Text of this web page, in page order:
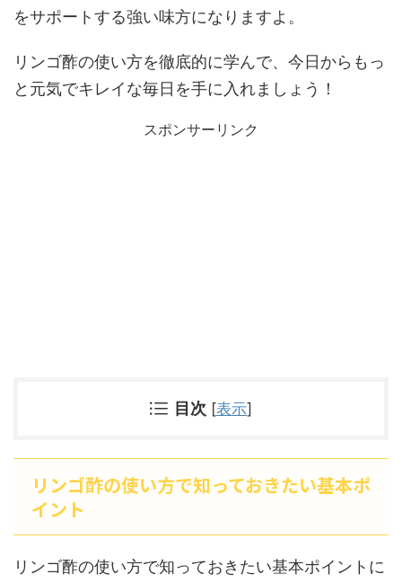
をサポートする強い味方になりますよ。
リンゴ酢の使い方を徹底的に学んで、今日からもっ
と元気でキレイな毎日を手に入れましょう！
スポンサーリンク
目次 [表示]
リンゴ酢の使い方で知っておきたい基本ポ
イント
リンゴ酢の使い方で知っておきたい基本ポイントに